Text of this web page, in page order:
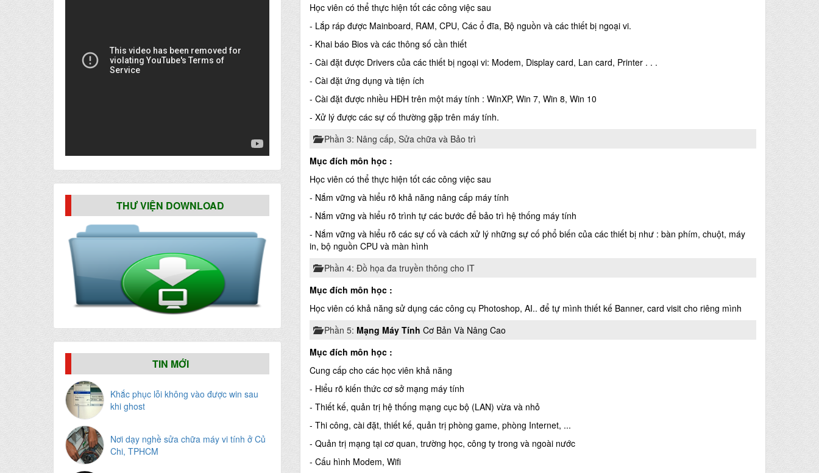
THƯ VIỆN DOWNLOAD
TIN MỚI
Khắc phục lỗi không vào được win sau
khi ghost
Nơi dạy nghề sửa chữa máy vi tính ở Củ
Chi, TPHCM
Học viên có thể thực hiện tốt các công việc sau
- Lắp ráp được Mainboard, RAM, CPU, Các ổ đĩa, Bộ nguồn và các thiết bị ngoại vi.
- Khai báo Bios và các thông số cần thiết
- Cài đặt được Drivers của các thiết bị ngoại vi: Modem, Display card, Lan card, Printer . . .
- Cài đặt ứng dụng và tiện ích
- Cài đặt được nhiều HĐH trên một máy tính : WinXP, Win 7, Win 8, Win 10
- Xử lý được các sự cố thường gặp trên máy tính.
Phần 3: Nâng cấp, Sửa chữa và Bảo trì
Mục đích môn học :
Học viên có thể thực hiện tốt các công việc sau
- Nắm vững và hiểu rõ khả năng nâng cấp máy tính
- Nắm vững và hiểu rõ trình tự các bước để bảo trì hệ thống máy tính
- Nắm vững và hiểu rõ các sự cố và cách xử lý những sự cố phổ biến của các thiết bị như : bàn phím, chuột, máy
in, bộ nguồn CPU và màn hình
Phần 4: Đồ họa đa truyền thông cho IT
Mục đích môn học :
Học viên có khả năng sử dụng các công cụ Photoshop, AI.. để tự mình thiết kế Banner, card visit cho riêng mình
Phần 5: Mạng Máy Tính Cơ Bản Và Nâng Cao
Mục đích môn học :
Cung cấp cho các học viên khả năng
- Hiểu rõ kiến thức cơ sở mạng máy tính
- Thiết kế, quản trị hệ thống mạng cục bộ (LAN) vừa và nhỏ
- Thi công, cài đặt, thiết kế, quản trị phòng game, phòng Internet, ...
- Quản trị mạng tại cơ quan, trường học, công ty trong và ngoài nước
- Cấu hình Modem, Wifi